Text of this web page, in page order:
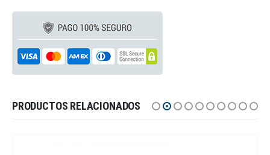
PRODUCTOS RELACIONADOS